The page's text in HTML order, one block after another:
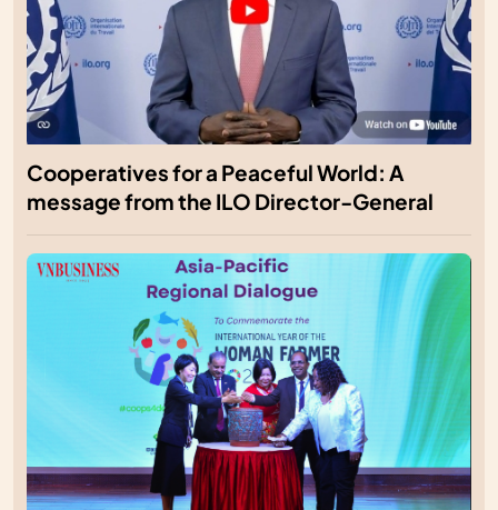
Cooperatives for a Peaceful World: A
message from the ILO Director-General